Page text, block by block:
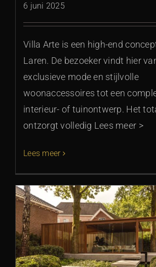
6 juni 2025
Villa Arte is een high-end
Laren. De bezoeker vindt hier
exclusieve mode en stijlvolle
woonaccessoires tot een
interieur- of tuinontwerp. Het
ontzorgt volledig Lees meer >
Lees meer